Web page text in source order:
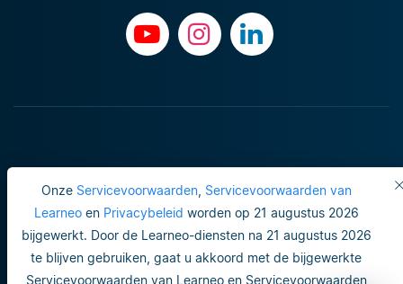
Onze Servicevoorwaarden, Servicevoorwaarden van
Learneoen Privacybeleid worden op 21 augustus 2026
bijgewerkt. Door de Learneo-diensten na 21 augustus 2026
te blijven gebruiken, gaat u akkoord met de bijgewerkte
Servicevoorwaarden van Learneo en Servicevoorwaarden
Gebruiksvoorwaarden